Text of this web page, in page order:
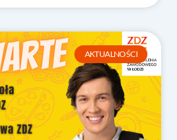
AKTUALNOŚCI